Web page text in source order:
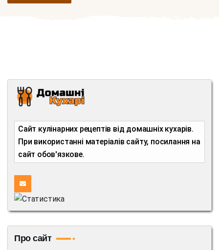
Сайт кулінарних рецептів від домашніх кухарів.
При використанні матеріалів сайту, посилання на
сайт обов'язкове.
Про сайт